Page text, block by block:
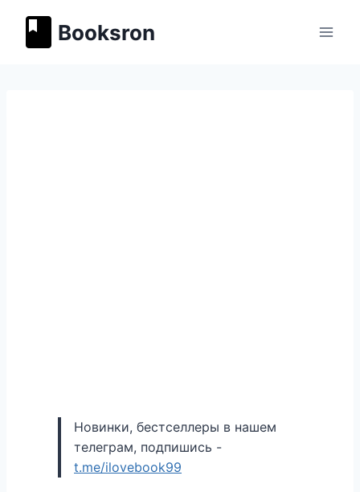
содержимому
Booksron
Новинки, бестселлеры в нашем
телеграм, подпишись -
t.me/ilovebook99